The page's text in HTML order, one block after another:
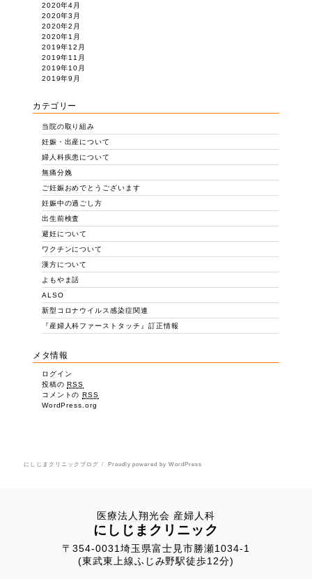
2020年4月
2020年3月
2020年2月
2020年1月
2019年12月
2019年11月
2019年10月
2019年9月
カテゴリー
当院の取り組み
妊娠・出産について
婦人科疾患について
無痛分娩
ご妊娠おめでとうございます
妊娠中の過ごし方
出生前検査
避妊について
ワクチンについて
漢方について
よもやま話
ALSO
新型コロナウイルス感染症関連
『産婦人科ファーストタッチ』訂正情報
メタ情報
ログイン
投稿のRSS
コメントのRSS
WordPress.org
にしじまクリニックブログ Proudly powered by WordPress
医療法人翔光会 産婦人科
にしじまクリニック
〒354-0031埼玉県富士見市勝瀬1034-1
(東武東上線ふじみ野駅徒歩12分)